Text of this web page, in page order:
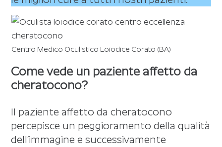
Centro Medico Oculistico Loiodice Corato (BA)
Come vede un paziente affetto da
cheratocono?
Il paziente affetto da cheratocono
percepisce un peggioramento della qualità
dell’immagine e successivamente